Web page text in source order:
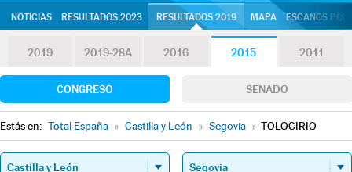
NOTICIAS RESULTADOS 2023 RESULTADOS 2019 MAPA ESCAÑOS
2019 2019-28A 2016 2015 2011
CONGRESO SENADO
Estás en: Total España » Castilla y León » Segovia » TOLOCIRIO